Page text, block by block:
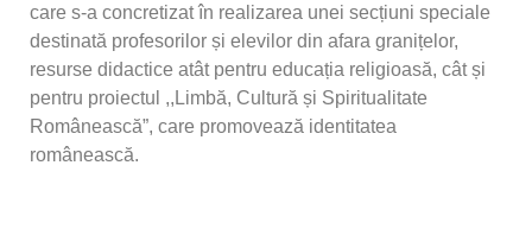
care s-a concretizat în realizarea unei secțiuni speciale
destinată profesorilor și elevilor din afara granițelor,
resurse didactice atât pentru educația religioasă, cât și
pentru proiectul ,,Limbă, Cultură și Spiritualitate
Românească”, care promovează identitatea
românească.